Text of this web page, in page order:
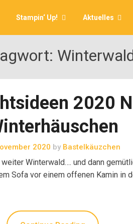
Stampin‘ Up! Aktuelles
2020
2020 byBastelkäuzchen
Winterwald…. und dann
Sofa vor einem offenen Kamin in